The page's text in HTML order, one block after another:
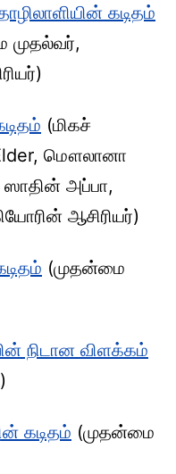
கடிதம்
முதல்வர்,
(மிகச்
மௌலானா
அப்பா,
ஆசிரியர்)
(முதன்மை
நிடான விளக்கம்
கடிதம் (முதன்மை